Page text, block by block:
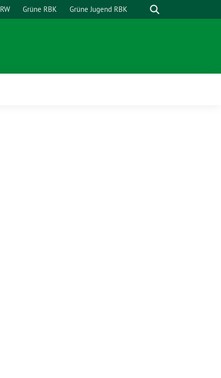
Grüne RBK Grüne Jugend RBK Suche